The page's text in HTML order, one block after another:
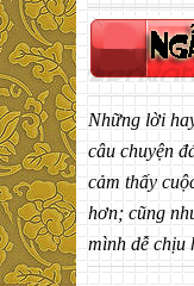
Những lời
câu chuyện
cảm thấy
hơn; cũng
mình dễ chịu